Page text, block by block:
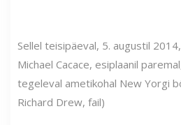
Sellel teisipäeval, 5. augustil
Michael Cacace, esiplaanil
tegeleval ametikohal New Yorgi
Richard Drew, fail)